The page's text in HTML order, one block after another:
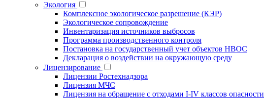
Экология
Комплексное экологическое разрешение (КЭР)
Экологическое сопровождение
Инвентаризация источников выбросов
Программа производственного контроля
Постановка на государственный учет объектов НВОС
Декларация о воздействии на окружающую среду
Лицензирование
Лицензии Ростехнадзора
Лицензия МЧС
Лицензия на обращение с отходами I-IV классов опасности